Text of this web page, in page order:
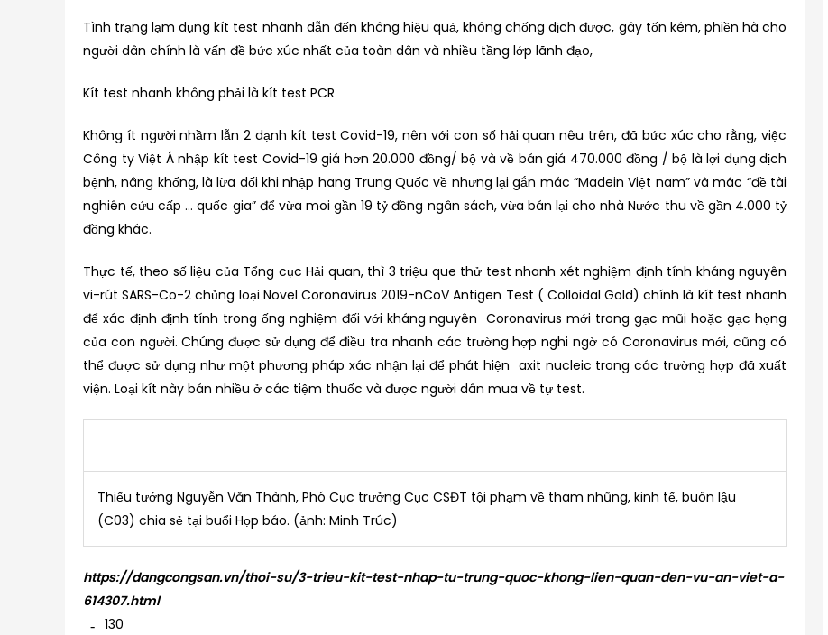
Tình trạng lạm dụng kít test nhanh dẫn đến không hiệu quả, không chống dịch được, gây tốn kém, phiền hà cho
người dân chính là vấn đề bức xúc nhất của toàn dân và nhiều tầng lớp lãnh đạo,
Kít test nhanh không phải là kít test PCR
Không ít người nhầm lẫn 2 dạnh kít test Covid-19, nên với con số hải quan nêu trên, đã bức xúc cho rằng, việc
Công ty Việt Á nhập kít test Covid-19 giá hơn 20.000 đồng/ bộ và về bán giá 470.000 đồng / bộ là lợi dụng dịch
bệnh, nâng khống, là lừa dối khi nhập hang Trung Quốc về nhưng lại gắn mác “Madein Việt nam” và mác “đề tài
nghiên cứu cấp … quốc gia” để vừa moi gần 19 tỷ đồng ngân sách, vừa bán lại cho nhà Nước thu về gần 4.000 tỷ
đồng khác.
Thực tế, theo số liệu của Tổng cục Hải quan, thì 3 triệu que thử test nhanh xét nghiệm định tính kháng nguyên
vi-rút SARS-Co-2 chủng loại Novel Coronavirus 2019-nCoV Antigen Test ( Colloidal Gold) chính là kít test nhanh
để xác định định tính trong ống nghiệm đối với kháng nguyên Coronavirus mới trong gạc mũi hoặc gạc họng
của con người. Chúng được sử dụng để điều tra nhanh các trường hợp nghi ngờ có Coronavirus mới, cũng có
thể được sử dụng như một phương pháp xác nhận lại để phát hiện axit nucleic trong các trường hợp đã xuất
viện. Loại kít này bán nhiều ở các tiệm thuốc và được người dân mua về tự test.
Thiếu tướng Nguyễn Văn Thành, Phó Cục trưởng Cục CSĐT tội phạm về tham nhũng, kinh tế, buôn lậu
(C03) chia sẻ tại buổi Họp báo. (ảnh: Minh Trúc)
https://dangcongsan.vn/thoi-su/3-trieu-kit-test-nhap-tu-trung-quoc-khong-lien-quan-den-vu-an-viet-a-
614307.html
130